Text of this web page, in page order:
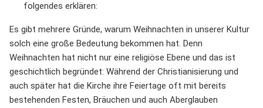
folgendes erklären:
Es gibt mehrere Gründe, warum Weihnachten in unserer Kultur
solch eine große Bedeutung bekommen hat. Denn
Weihnachten hat nicht nur eine religiöse Ebene und das ist
geschichtlich begründet: Während der Christianisierung und
auch später hat die Kirche ihre Feiertage oft mit bereits
bestehenden Festen, Bräuchen und auch Aberglauben